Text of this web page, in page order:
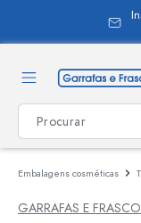
Embalagens cosméticas
GARRAFAS E